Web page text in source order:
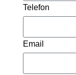
Telefon
Email